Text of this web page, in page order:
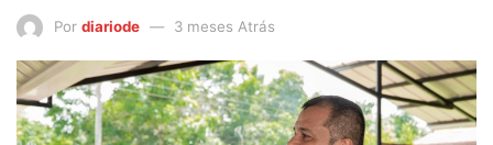
Por diariode 3 meses Atrás